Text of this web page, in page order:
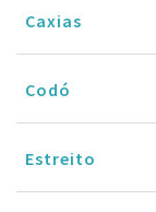
Caxias
Codó
Estreito